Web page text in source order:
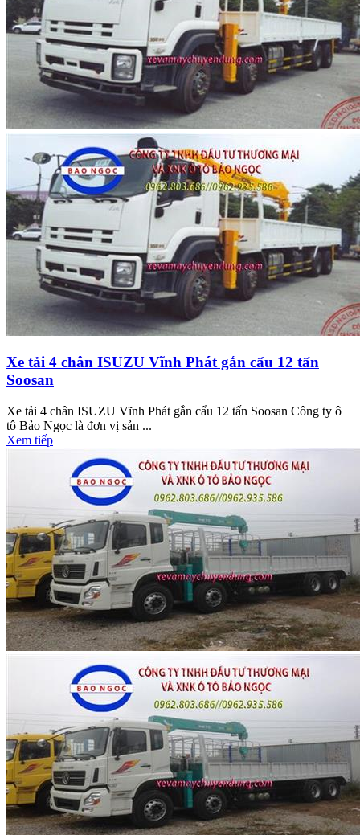
Xe tải 4 chân ISUZU Vĩnh Phát gắn cẩu 12 tấn
Soosan
Xe tải 4 chân ISUZU Vĩnh Phát gắn cẩu 12 tấn Soosan Công ty ô
tô Bảo Ngọc là đơn vị sản ...
Xem tiếp